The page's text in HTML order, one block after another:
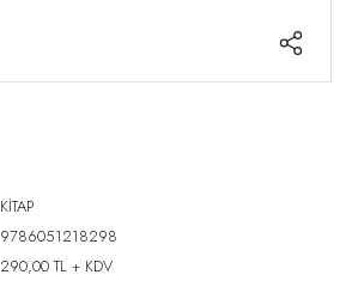
KİTAP
9786051218298
290,00 TL + KDV